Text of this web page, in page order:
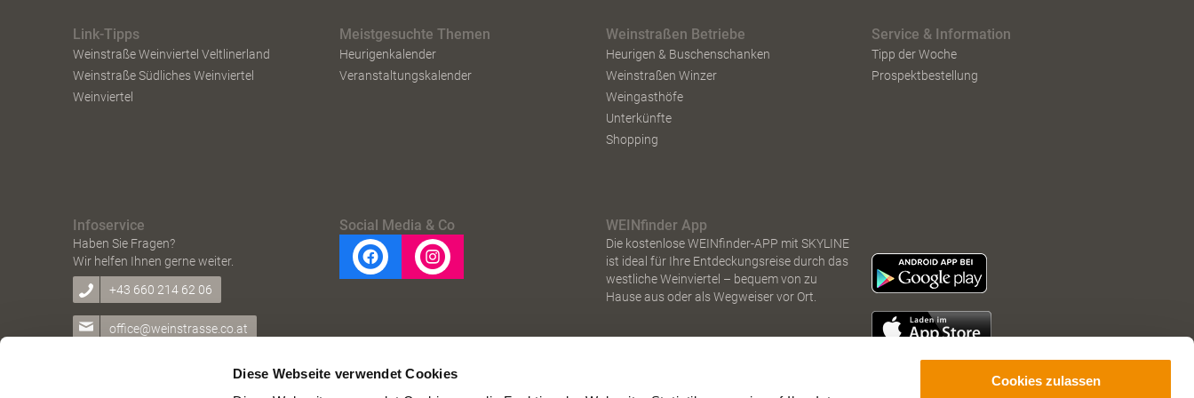
Diese Webseite verwendet Cookies
Cookies zulassen
Link-Tipps
Weinstraße Weinviertel Veltlinerland
Weinstraße Südliches Weinviertel
Weinviertel
Meistgesuchte Themen
Heurigenkalender
Veranstaltungskalender
Weinstraßen Betriebe
Heurigen & Buschenschanken
Weinstraßen Winzer
Weingasthöfe
Unterkünfte
Shopping
Service & Information
Tipp der Woche
Prospektbestellung
Infoservice
Haben Sie Fragen?
Wir helfen Ihnen gerne weiter.
+43 660 214 62 06
office@weinstrasse.co.at
Social Media & Co WEINfinder App
Die kostenlose WEINfinder-APP mit SKYLINE
ist ideal für Ihre Entdeckungsreise durch das
westliche Weinviertel – bequem von zu
Hause aus oder als Wegweiser vor Ort.